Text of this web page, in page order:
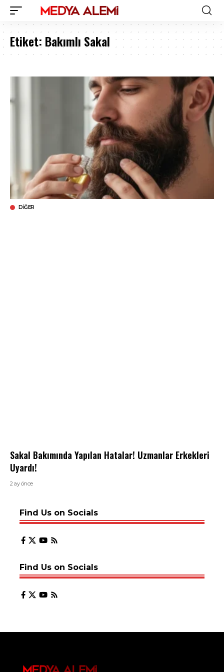
Etiket: Bakımlı Sakal
DIĞER
Sakal Bakımında Yapılan Hatalar! Uzmanlar Erkekleri
Uyardı!
2 ay önce
Find Us on Socials
Find Us on Socials